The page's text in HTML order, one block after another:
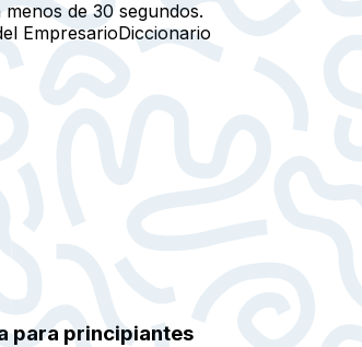
de 30 segundos.
EmpresarioDiccionario
para principiantes